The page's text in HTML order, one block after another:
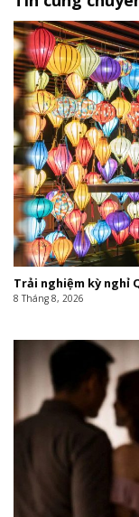
Trải nghiệm kỳ nghỉ
8 Tháng 8, 2026